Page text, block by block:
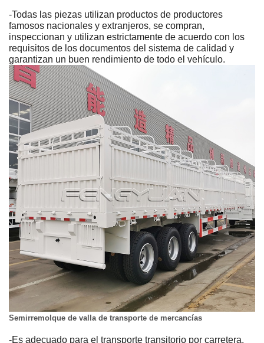
-Todas las piezas utilizan productos de productores
famosos nacionales y extranjeros, se compran,
inspeccionan y utilizan estrictamente de acuerdo con los
requisitos de los documentos del sistema de calidad y
garantizan un buen rendimiento de todo el vehículo.
Semirremolque de valla de transporte de mercancías
-Es adecuado para el transporte transitorio por carretera,